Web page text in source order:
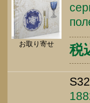
お取り寄せ 税